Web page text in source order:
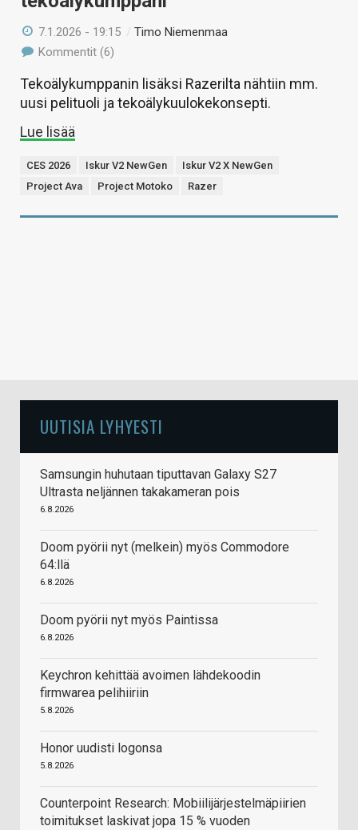
HAKU
7.1.2026 - 19:15 /Timo Niemenmaa
Kommentit (6)
Tekoälykumppanin lisäksi Razerilta nähtiin mm.
uusi pelituoli ja tekoälykuulokekonsepti.
Lue lisää
CES 2026 Iskur V2 NewGen
Iskur V2 X NewGen
Project Ava
Project Motoko Razer
UUTISIA LYHYESTI
Samsungin huhutaan tiputtavan Galaxy S27
Ultrasta neljännen takakameran pois
6.8.2026
Doom pyörii nyt (melkein) myös Commodore
64:llä
6.8.2026
Doom pyörii nyt myös Paintissa
6.8.2026
Keychron kehittää avoimen lähdekoodin
firmwarea pelihiiriin
5.8.2026
Honor uudisti logonsa
5.8.2026
Counterpoint Research: Mobiilijärjestelmäpiirien
toimitukset laskivat jopa 15 % vuoden